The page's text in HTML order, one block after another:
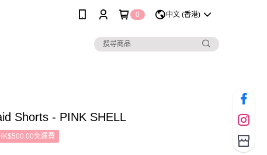
0 中文 (香港)
Shorts - PINK SHELL
免運費